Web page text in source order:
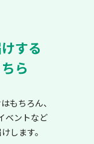
する
ら
もちろん、
ベントなど
します。